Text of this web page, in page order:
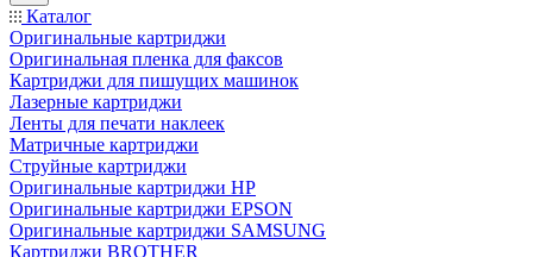
Каталог
Оригинальные картриджи
Оригинальная пленка для факсов
Картриджи для пишущих машинок
Лазерные картриджи
Ленты для печати наклеек
Матричные картриджи
Струйные картриджи
Оригинальные картриджи HP
Оригинальные картриджи EPSON
Оригинальные картриджи SAMSUNG
Картриджи BROTHER